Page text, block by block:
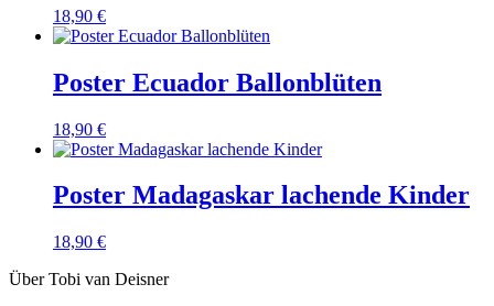
18,90 €
Poster Ecuador Ballonblüten
18,90 €
Poster Madagaskar lachende Kinder
18,90 €
Über Tobi van Deisner